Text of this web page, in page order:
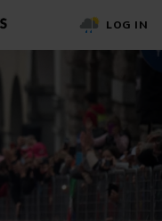
LOG IN